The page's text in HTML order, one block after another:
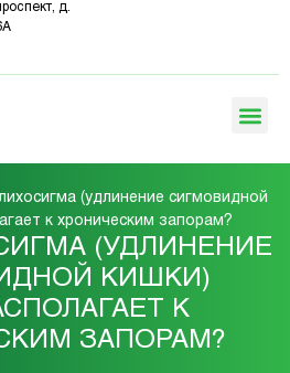
д.
(удлинение сигмовидной
к хроническим запорам?
(УДЛИНЕНИЕ
КИШКИ)
К
ЗАПОРАМ?